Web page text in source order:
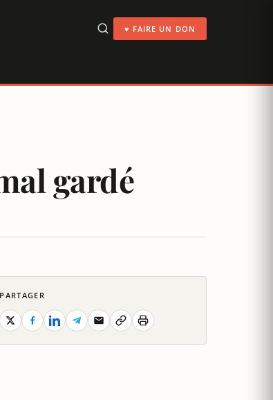
♥ FAIRE UN DON
gardé
PARTAGER